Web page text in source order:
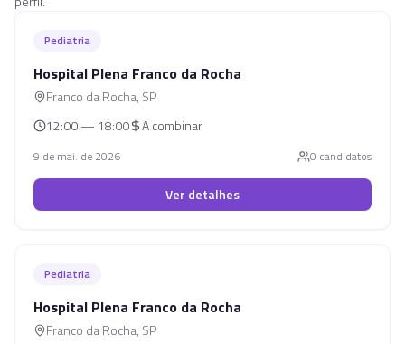
Pediatria
Hospital Plena Franco da Rocha
Franco da Rocha, SP
12:00 — 18:00
A combinar
9 de mai. de 2026 0 candidatos
Ver detalhes
Pediatria
Hospital Plena Franco da Rocha
Franco da Rocha, SP